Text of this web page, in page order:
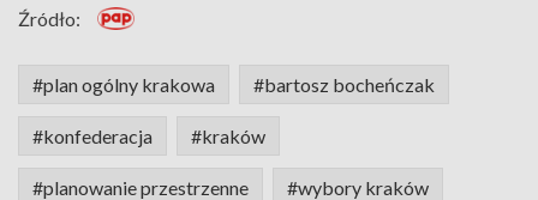
Źródło:
#plan ogólny krakowa #bartosz bocheńczak
#konfederacja #kraków
#planowanie przestrzenne #wybory kraków